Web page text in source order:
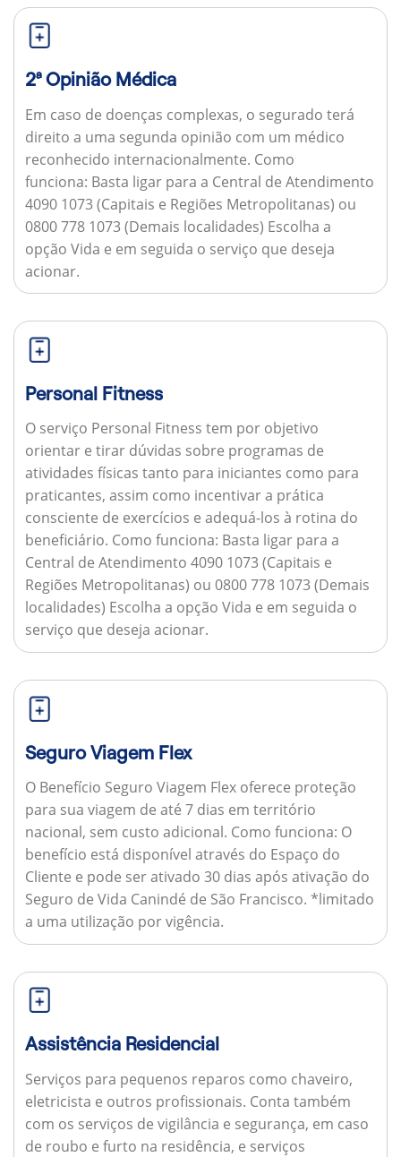
2ª Opinião Médica
Em caso de doenças complexas, o segurado terá
direito a uma segunda opinião com um médico
reconhecido internacionalmente. Como
funciona: Basta ligar para a Central de Atendimento
4090 1073 (Capitais e Regiões Metropolitanas) ou
0800 778 1073 (Demais localidades) Escolha a
opção Vida e em seguida o serviço que deseja
acionar.
Personal Fitness
O serviço Personal Fitness tem por objetivo
orientar e tirar dúvidas sobre programas de
atividades físicas tanto para iniciantes como para
praticantes, assim como incentivar a prática
consciente de exercícios e adequá-los à rotina do
beneficiário. Como funciona: Basta ligar para a
Central de Atendimento 4090 1073 (Capitais e
Regiões Metropolitanas) ou 0800 778 1073 (Demais
localidades) Escolha a opção Vida e em seguida o
serviço que deseja acionar.
Seguro Viagem Flex
O Benefício Seguro Viagem Flex oferece proteção
para sua viagem de até 7 dias em território
nacional, sem custo adicional. Como funciona: O
benefício está disponível através do Espaço do
Cliente e pode ser ativado 30 dias após ativação do
Seguro de Vida Canindé de São Francisco. *limitado
a uma utilização por vigência.
Assistência Residencial
Serviços para pequenos reparos como chaveiro,
eletricista e outros profissionais. Conta também
com os serviços de vigilância e segurança, em caso
de roubo e furto na residência, e serviços